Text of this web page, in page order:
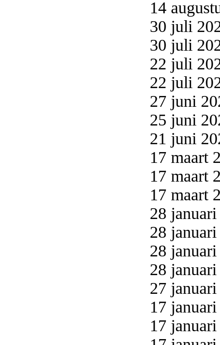
14
30 juli
30 juli
22 juli
22 juli
27 juni
25 juni
21 juni
17 maart
17 maart
17 maart
28
28
28
28
27
17
17